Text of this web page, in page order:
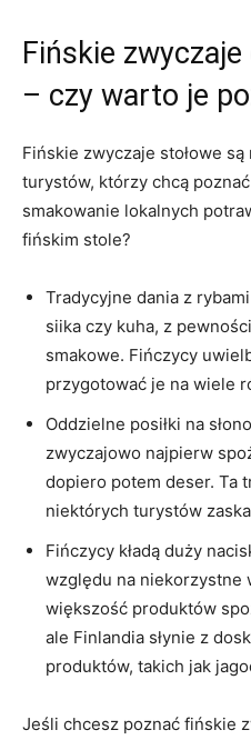
Fińskie
– czy‌ warto je
Fińskie zwyczaje stołowe
turystów, którzy ⁢chcą
smakowanie lokalnych
fińskim ​stole?
Tradycyjne ⁤dania z⁣
siika⁣ czy kuha, z
smakowe. Fińczycy
przygotować je na wiele
Oddzielne⁢ posiłki na
zwyczajowo najpierw
dopiero potem deser. ⁤Ta
‌niektórych turystów
Fińczycy kładą duży
względu na niekorzystne
większość produktów
ale Finlandia słynie ​z
produktów, takich​ jak
Jeśli chcesz ​poznać fińskie